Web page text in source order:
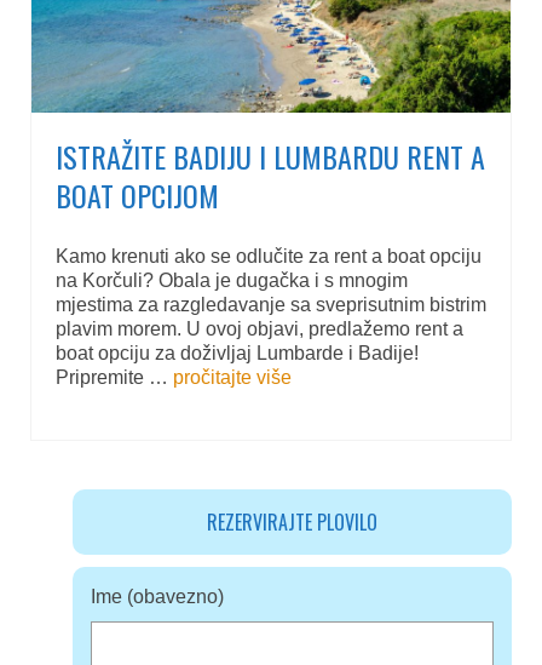
Caffe Barovi
Blato i Prižba
Lido Caffe Bar Blato
Lido beach bar Prižba
Novosti
Kontakt
Lokacija i kontakt
ISTRAŽITE BADIJU I LUMBARDU RENT A
BOAT OPCIJOM
Kamo krenuti ako se odlučite za rent a boat opciju
na Korčuli? Obala je dugačka i s mnogim
mjestima za razgledavanje sa sveprisutnim bistrim
plavim morem. U ovoj objavi, predlažemo rent a
boat opciju za doživljaj Lumbarde i Badije!
Pripremite … pročitajte više
REZERVIRAJTE PLOVILO
Ime (obavezno)